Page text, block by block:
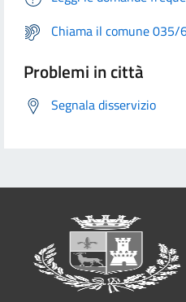
Chiama il comune 035/
Problemi in città
Segnala disservizio